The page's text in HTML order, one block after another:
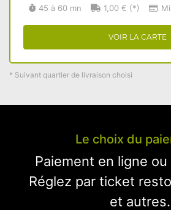
45 à 60 mn
1,00 € (*)
VOIR LA CARTE
* Suivant quartier de livraison choisi
Le choix du
Paiement en ligne
Réglez par ticket
et